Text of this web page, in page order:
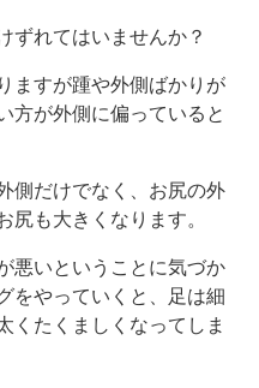
ずれてはいませんか？
ますが踵や外側ばかりが
方が外側に偏っていると
側だけでなく、お尻の外
尻も大きくなります。
悪いということに気づか
をやっていくと、足は細
くたくましくなってしま